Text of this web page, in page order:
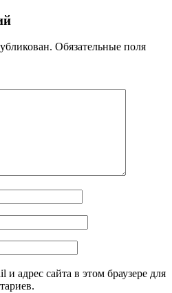
Обязательные поля
адрес сайта в этом браузере для